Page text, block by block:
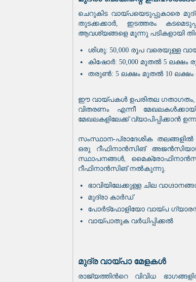
ചെറുകിട വായ്‌പയെടുപ്പുകാരെ
തുടക്കക്കാർ, ഇടത്തരം
ആവശ്യങ്ങളെ മൂന്നു പടികളായി
ശിശു: 50,000 രൂപ വരെയുള്ള
കിഷോർ: 50,000 മുതൽ 5
തരുൺ: 5 ലക്ഷം മുതൽ 10
ഈ വായ്‌പകൾ ഉപരിതല
വിതരണം എന്നീ
മേഖലകളിലേക്ക് വ്യാപിപ്പിക്കാൻ
സംസ്ഥാന-പ്രാദേശിക
ഒരു റീഫിനാൻസിങ്
സ്ഥാപനങ്ങൾ,
റീഫിനാൻസിങ് നൽകുന്നു.
ഭാവിയിലേക്കുള്ള ചില
മുദ്രാ കാർഡ്
പോർട്ഫോളിയോ വായ്‌പ
വായ്പാതുക വർധിപ്പിക്കൽ
മുദ്ര വായ്‌പാ മേളകൾ
രാജ്യത്തിൻറെ വിവിധ